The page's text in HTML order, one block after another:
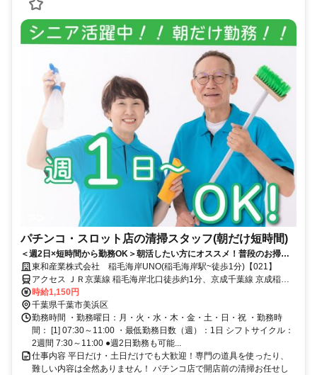
パチンコ・スロット店の清掃スタッフ(朝だけ短時間)
＜週2日×短時間から勤務OK＞朝活したい方にオススメ！普段のお掃除
と同じ作業で稼げちゃいます♪
東和産業株式会社 稲毛海岸UNO(稲毛海岸駅~徒歩1分)【021】
アクセス ＪＲ京葉線 稲毛海岸北口徒歩約1分、京成千葉線 京成稲毛
徒歩約19分、ＪＲ総武本線 稲毛西口徒歩約27分 「稲毛海岸駅」～徒
歩1分
時給1,150円
千葉県千葉市美浜区
勤務時間 ・勤務曜日：月・火・水・木・金・土・日・祝 ・勤務時
間： [1] 07:30～11:00 ・最低勤務日数（週）：1日 シフトサイクル：
2週間 7:30～11:00 ●週2日勤務も可能...
仕事内容 平日だけ・土日だけでも大歓迎！専門の道具を使ったり、
難しい内容は全然ありません！ パチンコ店で開店前の清掃お任せし